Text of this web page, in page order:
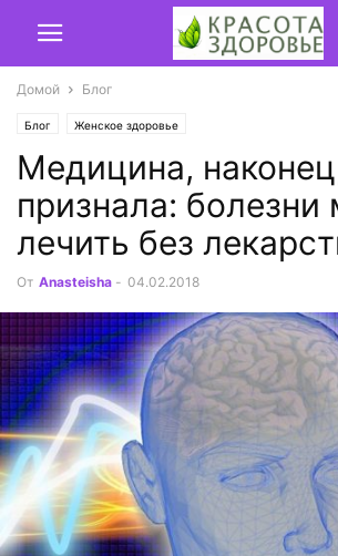
Домой Блог
Блог Женское здоровье
Медицина,
признала:
лечить без
От Anasteisha - 04.02.2018